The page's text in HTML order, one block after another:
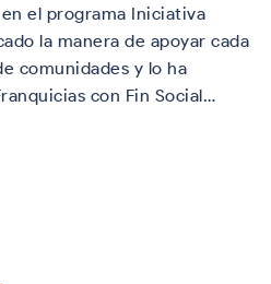
el programa Iniciativa
la manera de apoyar cada
comunidades y lo ha
con Fin Social…